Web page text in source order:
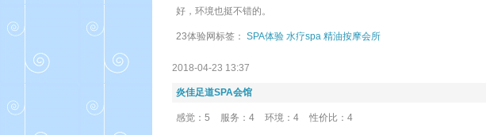
好，环境也挺不错的。
23体验网标签： SPA体验 水疗spa 精油按摩会所
2018-04-23 13:37
炎佳足道SPA会馆
感觉：5 服务：4 环境：4 性价比：4